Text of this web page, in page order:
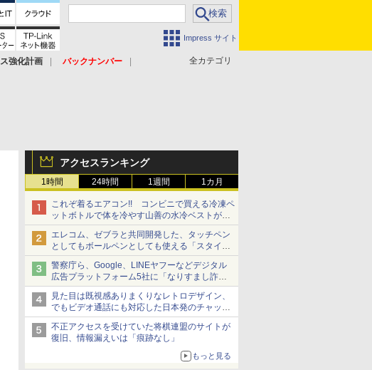
Impress サイト
全カテゴリ
強化計画
バックナンバー
アクセスランキング
1時間 24時間 1週間 1カ月
これぞ着るエアコン!! コンビニで買える冷凍ペ
ットボトルで体を冷やす山善の水冷ベストがロ
ードバイクにちょうどいい【ぼっち・ざ・ろー
ど！その14】【空いた時間でなにしてる？】
エレコム、ゼブラと共同開発した、タッチペン
としてもボールペンとしても使える「スタイラ
スツーウェイ」発売 iPadにも紙にも、持ち替
えずに書き込める
警察庁ら、Google、LINEヤフーなどデジタル
広告プラットフォーム5社に「なりすまし詐欺
広告」対策強化を要請 著名人の写真や映像を
使った投資詐欺などへの対策として
見た目は既視感ありまくりなレトロデザイン、
でもビデオ通話にも対応した日本発のチャット
アプリが登場【やじうまWatch】
不正アクセスを受けていた将棋連盟のサイトが
復旧、情報漏えいは「痕跡なし」
もっと見る